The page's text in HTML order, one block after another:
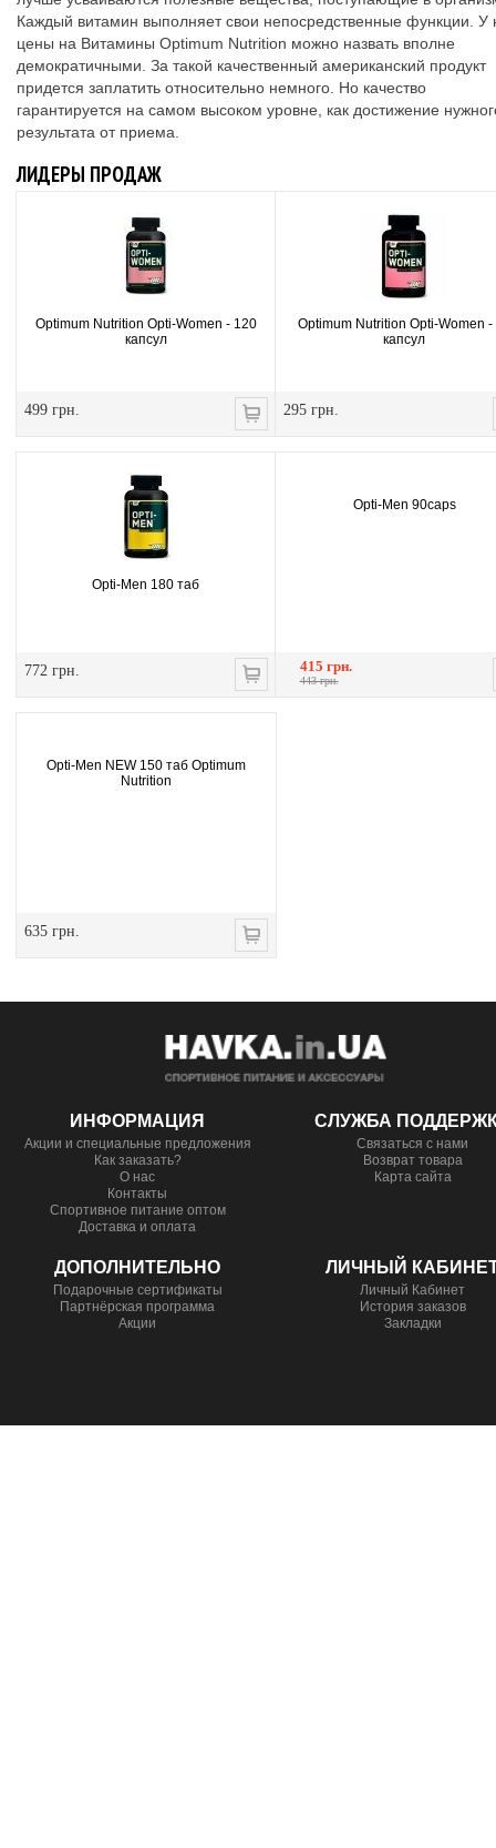
Каждый витамин выполняет свои непосредственные функции. У
цены на Витамины Optimum Nutrition можно назвать вполне
демократичными. За такой качественный американский продукт
придется заплатить относительно немного. Но качество
гарантируется на самом высоком уровне, как достижение
результата от приема.
ЛИДЕРЫ ПРОДАЖ
Optimum Nutrition Opti-Women - 120
капсул
499 грн.
Optimum Nutrition Opti-Women -
капсул
295 грн.
Opti-Men 180 таб
772 грн.
Opti-Men 90caps
415 грн.
443 грн.
Opti-Men NEW 150 таб Optimum
Nutrition
635 грн.
ИНФОРМАЦИЯ
Акции и специальные предложения
Как заказать?
О нас
Контакты
Спортивное питание оптом
Доставка и оплата
СЛУЖБА
Связаться с нами
Возврат товара
Карта сайта
ДОПОЛНИТЕЛЬНО
Подарочные сертификаты
Партнёрская программа
Акции
ЛИЧНЫЙ
Личный Кабинет
История заказов
Закладки